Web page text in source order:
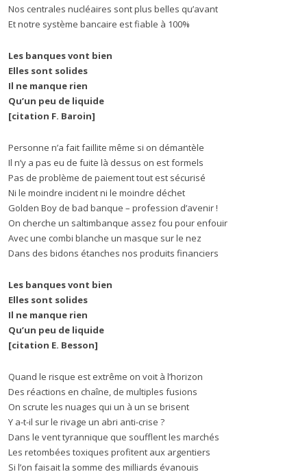
Nos centrales nucléaires sont plus belles qu’avant
Et notre système bancaire est fiable à 100%
Les banques vont bien
Elles sont solides
Il ne manque rien
Qu’un peu de liquide
[citation F. Baroin]
Personne n’a fait faillite même si on démantèle
Il n’y a pas eu de fuite là dessus on est formels
Pas de problème de paiement tout est sécurisé
Ni le moindre incident ni le moindre déchet
Golden Boy de bad banque – profession d’avenir !
On cherche un saltimbanque assez fou pour enfouir
Avec une combi blanche un masque sur le nez
Dans des bidons étanches nos produits financiers
Les banques vont bien
Elles sont solides
Il ne manque rien
Qu’un peu de liquide
[citation E. Besson]
Quand le risque est extrême on voit à l’horizon
Des réactions en chaîne, de multiples fusions
On scrute les nuages qui un à un se brisent
Y a-t-il sur le rivage un abri anti-crise ?
Dans le vent tyrannique que soufflent les marchés
Les retombées toxiques profitent aux argentiers
Si l’on faisait la somme des milliards évanouis